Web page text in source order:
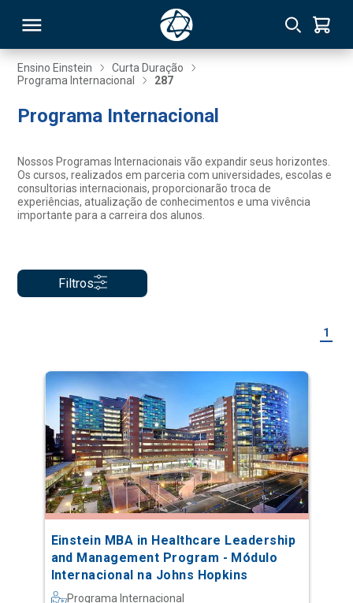
Ensino Einstein
Curta Duração
Programa Internacional
287
Programa Internacional
Nossos Programas Internacionais vão expandir seus horizontes.
Os cursos, realizados em parceria com universidades, escolas e
consultorias internacionais, proporcionarão troca de
experiências, atualização de conhecimentos e uma vivência
importante para a carreira dos alunos.
Filtros
1
Einstein MBA in Healthcare Leadership
and Management Program - Módulo
Internacional na Johns Hopkins
Programa Internacional